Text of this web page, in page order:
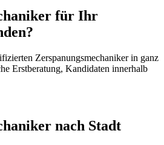
für Ihr
Zerspanungsmechanikerin ganz
Erstberatung, Kandidaten innerhalb
nach Stadt